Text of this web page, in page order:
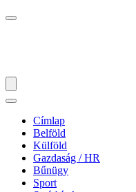
Címlap
Belföld
Külföld
Gazdaság / HR
Bűnügy
Sport